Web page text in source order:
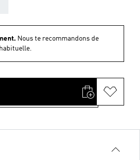
Nous te recommandons de